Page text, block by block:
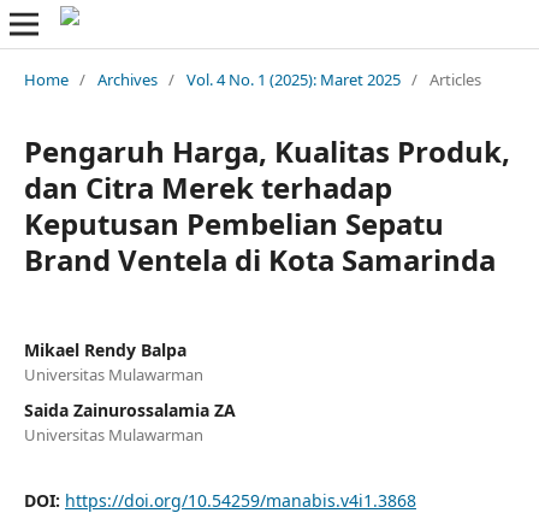
Home / Archives / Vol. 4 No. 1 (2025): Maret 2025 / Articles
Pengaruh Harga, Kualitas Produk,
dan Citra Merek terhadap
Keputusan Pembelian Sepatu
Brand Ventela di Kota Samarinda
Mikael Rendy Balpa
Universitas Mulawarman
Saida Zainurossalamia ZA
Universitas Mulawarman
DOI: https://doi.org/10.54259/manabis.v4i1.3868